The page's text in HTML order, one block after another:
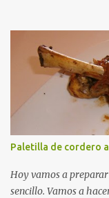
los solomillos en un
Reservamos los
y una cebolla
dorada,añadimos el
Paletilla de cordero
Hoy vamos a
sencillo. Vamos a